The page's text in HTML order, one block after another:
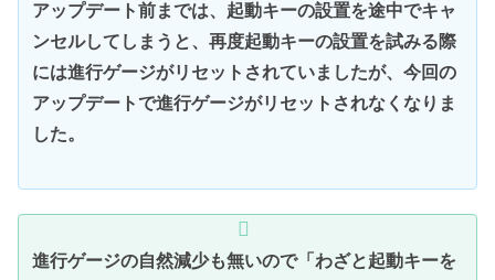
アップデート前までは、起動キーの設置を途中でキャ
ンセルしてしまうと、再度起動キーの設置を試みる際
には進行ゲージがリセットされていましたが、今回の
アップデートで進行ゲージがリセットされなくなりま
した。
進行ゲージの自然減少も無いので「わざと起動キーを